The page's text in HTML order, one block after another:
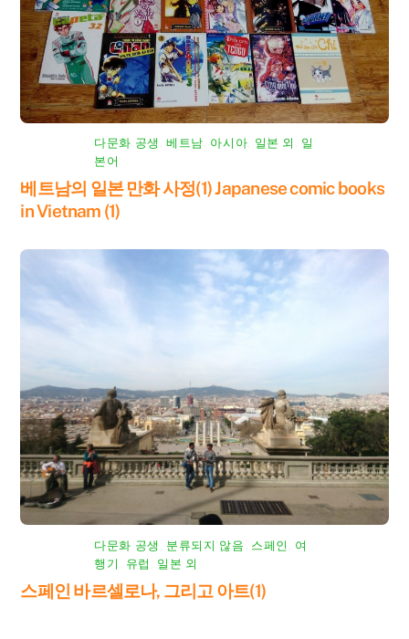
다문화 공생 ,베트남 아시아 일본 외
일
본어
베트남의 일본 만화 사정(1) Japanese comic books
in Vietnam (1)
다문화 공생 분류되지 않음 스페인
여
행기
유럽 일본 외
스페인 바르셀로나, 그리고 아트(1)